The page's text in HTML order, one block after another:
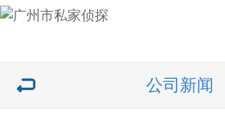
公司新闻